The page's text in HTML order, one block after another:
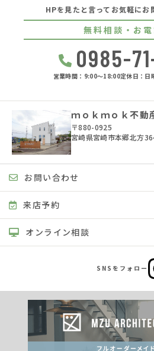
HPを見たと言ってお気軽にお
無料相談・お
0985-
営業時間：9:00〜18:00定休日：日
ｍｏｋｍｏｋ不動
〒880-0925
宮崎県宮崎市本郷北方
お問い合わせ
来店予約
オンライン相談
SNSをフォロー